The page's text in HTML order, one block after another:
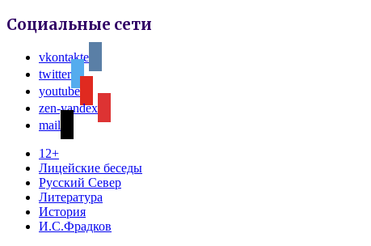
Социальные сети
vkontakte
twitter
youtube
zen-yandex
mail
12+
Лицейские беседы
Русский Север
Литература
История
И.С.Фрадков